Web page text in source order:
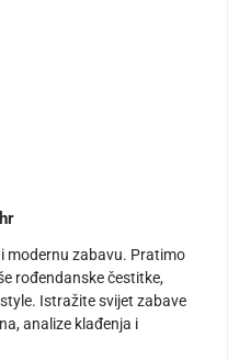
modernu zabavu. Pratimo
rođendanske čestitke,
Istražite svijet zabave
analize klađenja i